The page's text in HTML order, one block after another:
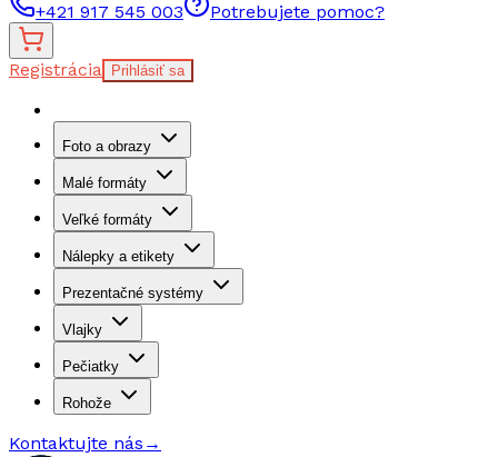
+421 917 545 003 Potrebujete pomoc?
Registrácia Prihlásiť sa
Foto a obrazy
Malé formáty
Veľké formáty
Nálepky a etikety
Prezentačné systémy
Vlajky
Pečiatky
Rohože
Kontaktujte nás →